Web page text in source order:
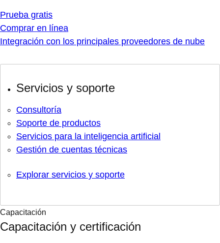
Prueba gratis
Comprar en línea
Integración con los principales proveedores de nube
Servicios y soporte
Consultoría
Soporte de productos
Servicios para la inteligencia artificial
Gestión de cuentas técnicas
Explorar servicios y soporte
Capacitación
Capacitación y certificación